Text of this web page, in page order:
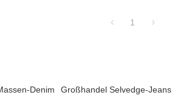
1
Denim Großhandel Selvedge-Jeans